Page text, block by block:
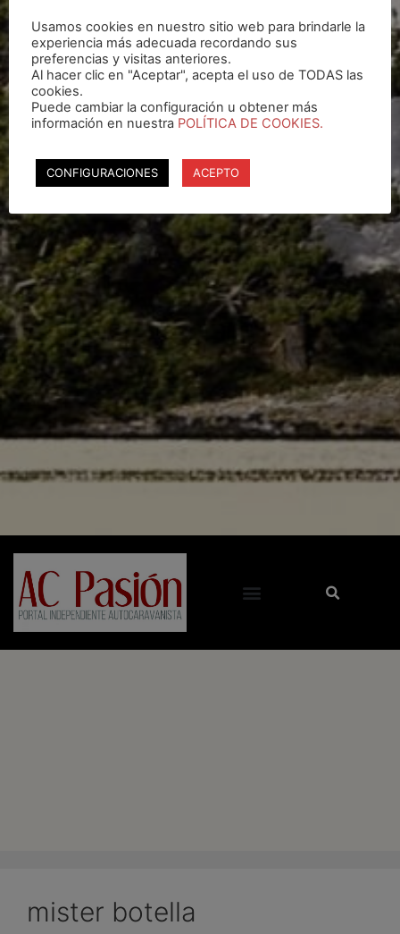
mister botella
Usamos cookies en nuestro sitio web para brindarle la
experiencia más adecuada recordando sus
preferencias y visitas anteriores.
Al hacer clic en "Aceptar", acepta el uso de TODAS las
cookies.
Puede cambiar la configuración u obtener más
información en nuestra POLÍTICA DE COOKIES.
CONFIGURACIONES ACEPTO